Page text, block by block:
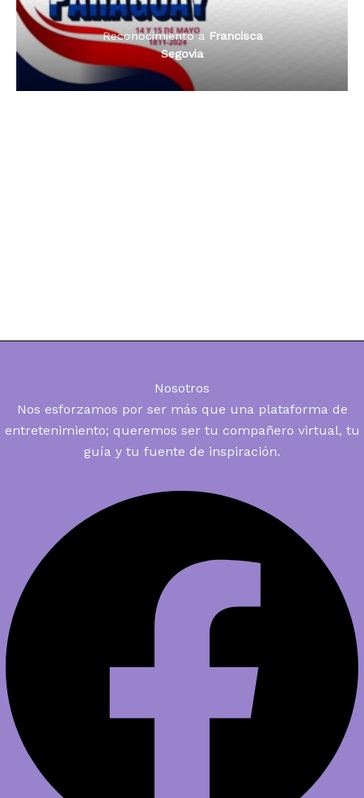
Dama de Oro 2024
Reconocimiento a Francisca
Segovia
Segovia
Nosotros
Nos esforzamos por ser más que una plataforma de
entretenimiento; queremos ser tu compañero virtual, tu
guía y tu fuente de inspiración.